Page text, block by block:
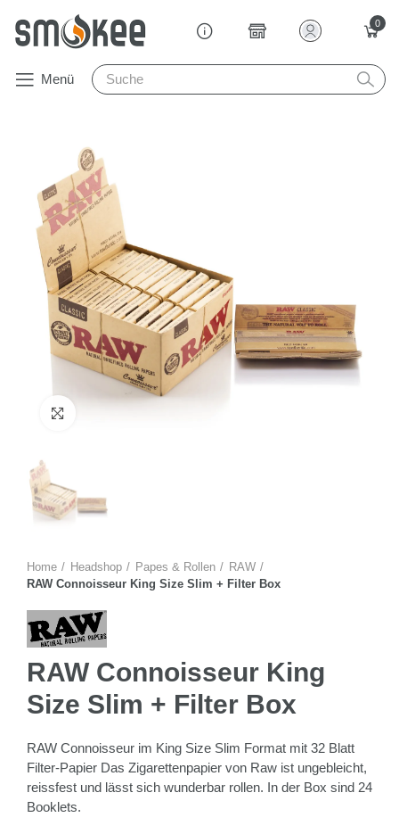
0
Menü
Home Headshop Papes & Rollen
RAW
RAW Connoisseur King Size Slim + Filter Box
RAW Connoisseur King
Size Slim + Filter Box
RAW Connoisseur im King Size Slim Format mit 32 Blatt
Filter-Papier Das Zigarettenpapier von Raw ist ungebleicht,
reissfest und lässt sich wunderbar rollen. In der Box sind 24
Booklets.